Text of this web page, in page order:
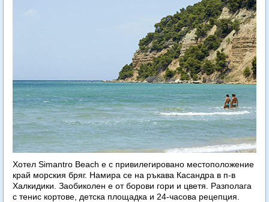
Хотел Simantro Beach е с привилегировано местоположение
край морския бряг. Намира се на ръкава Касандра в п-в
Халкидики. Заобиколен е от борови гори и цветя. Разполага
с тенис кортове, детска площадка и 24-часова рецепция.